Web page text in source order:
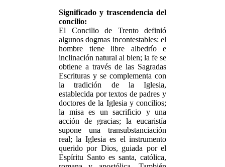
Significado y trascendencia del
concilio:
El Concilio de Trento definió
algunos dogmas incontestables: el
hombre tiene libre albedrío e
inclinación natural al bien; la fe se
obtiene a través de las Sagradas
Escrituras y se complementa con
la tradición de la Iglesia,
establecida por textos de padres y
doctores de la Iglesia y concilios;
la misa es un sacrificio y una
acción de gracias; la eucaristía
supone una transubstanciación
real; la Iglesia es el instrumento
querido por Dios, guiada por el
Espíritu Santo es santa, católica,